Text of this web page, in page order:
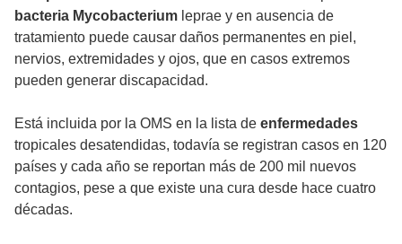
bacteria Mycobacterium leprae y en ausencia de
tratamiento puede causar daños permanentes en piel,
nervios, extremidades y ojos, que en casos extremos
pueden generar discapacidad.
Está incluida por la OMS en la lista de enfermedades
tropicales desatendidas, todavía se registran casos en 120
países y cada año se reportan más de 200 mil nuevos
contagios, pese a que existe una cura desde hace cuatro
décadas.